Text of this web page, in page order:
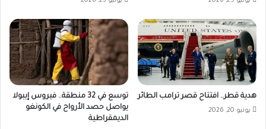
هدية قطر.. افتتاح قصر ترامب الطائر
يونيو 20, 2026
توسع في 32 منطقة.. فيروس إيبولا
يواصل حصد الأرواح في الكونغو
الديمقراطية